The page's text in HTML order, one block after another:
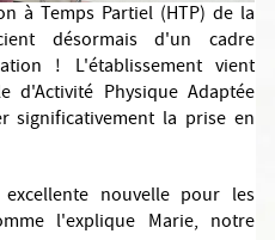
à Temps Partiel (HTP) de la
désormais d'un cadre
! L'établissement vient
d'Activité Physique Adaptée
significativement la prise en
nouvelle pour les
l'explique Marie, notre